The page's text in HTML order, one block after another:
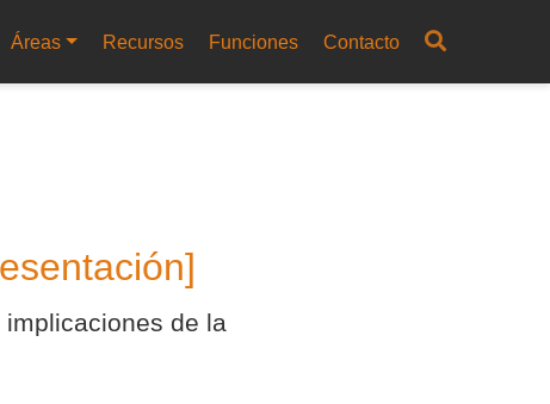
Áreas Recursos Funciones Contacto
de la